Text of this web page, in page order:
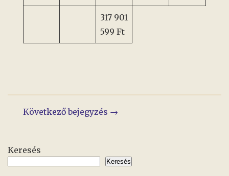
Keresés
Keresés
317 901
599 Ft
Bejegyzés
Következő bejegyzés →